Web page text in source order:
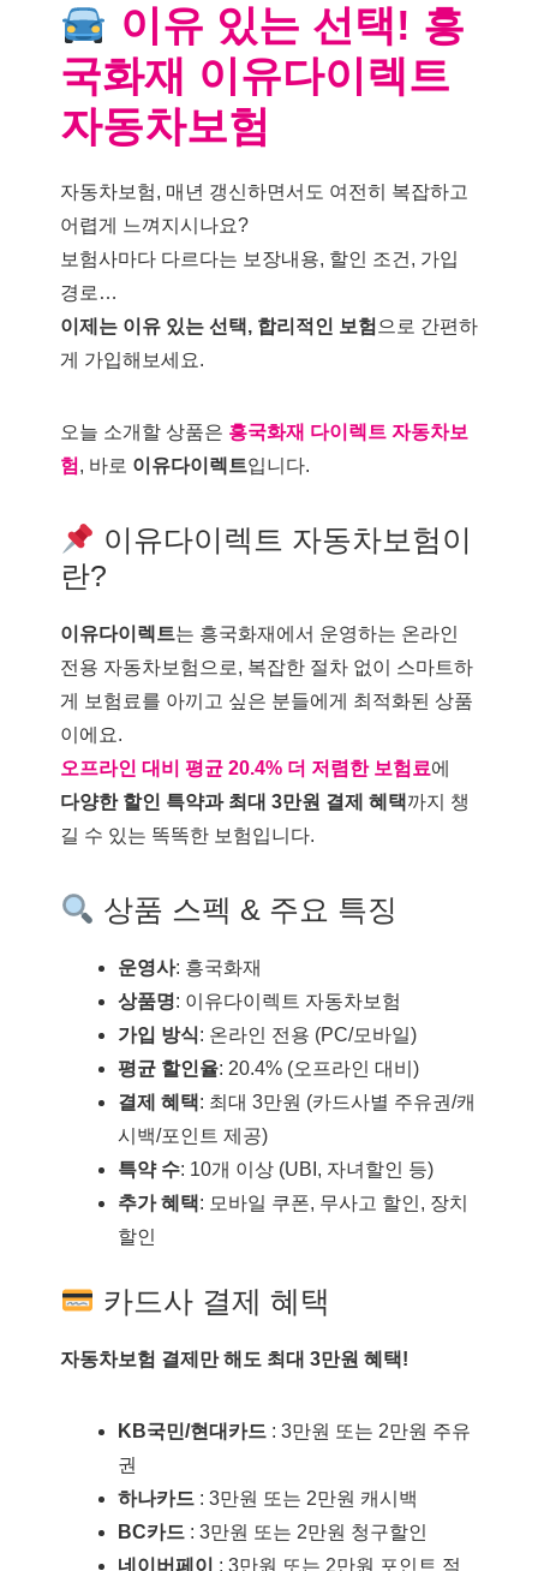
이유 있는 선택! 흥
국화재 이유다이렉트
자동차보험
자동차보험, 매년 갱신하면서도 여전히 복잡하고
어렵게 느껴지시나요?
보험사마다 다르다는 보장내용, 할인 조건, 가입
경로…
이제는 이유 있는 선택, 합리적인 보험 으로 간편하
게 가입해보세요.
오늘 소개할 상품은 흥국화재 다이렉트 자동차보
험 , 바로 이유다이렉트입니다.
이유다이렉트 자동차보험이
란?
이유다이렉트는 흥국화재에서 운영하는 온라인
전용 자동차보험으로, 복잡한 절차 없이 스마트하
게 보험료를 아끼고 싶은 분들에게 최적화된 상품
이에요.
오프라인 대비 평균 20.4% 더 저렴한 보험료에
다양한 할인 특약과 최대 3만원 결제 혜택까지 챙
길 수 있는 똑똑한 보험입니다.
상품 스펙 & 주요 특징
운영사: 흥국화재
상품명: 이유다이렉트 자동차보험
가입 방식: 온라인 전용 (PC/모바일)
평균 할인율: 20.4% (오프라인 대비)
결제 혜택: 최대 3만원 (카드사별 주유권/캐
시백/포인트 제공)
특약 수: 10개 이상 (UBI, 자녀할인 등)
추가 혜택: 모바일 쿠폰, 무사고 할인, 장치
할인
카드사 결제 혜택
자동차보험 결제만 해도 최대 3만원 혜택!
KB국민/현대카드 : 3만원 또는 2만원 주유
권
하나카드 : 3만원 또는 2만원 캐시백
BC카드 : 3만원 또는 2만원 청구할인
네이버페이
: 3만원 또는 2만원 포인트 적